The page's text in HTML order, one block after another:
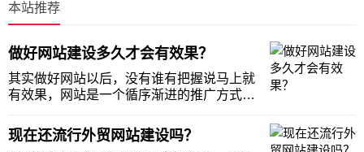
本站推荐
做好网站建设多久才会有效果？
其实做好网站以后，没有谁有把握说马上就
有效果，网站是一个循序渐进的推广方式，
口，也可以推动企业的品牌，增加企业良好
形象，但是并不是每个网站都有这样的效
现在还流行外贸网站建设吗？